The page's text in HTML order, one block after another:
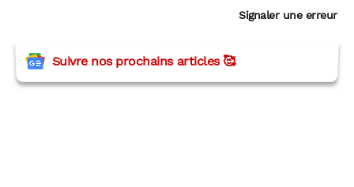
Signaler une erreur
Suivre nos prochains articles 🥰